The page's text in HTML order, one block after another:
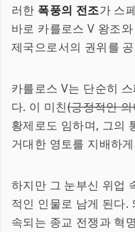
러한 폭풍의 전조가 스
바로 카를로스 V 왕조
제국으로서의 권위를
카를로스 V는 단순히
다. 이 미친(긍정적인
황제로도 임하며, 그의
거대한 영토를 지배하
하지만 그 눈부신 위업
적인 인물로 남게 된다.
속되는 종교 전쟁과 혁